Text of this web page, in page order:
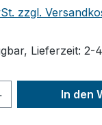
zzgl.
Lieferzeit: 2-
GibIn den